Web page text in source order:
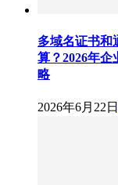
多域名证书和
算？2026年企
略
2026年6月22日